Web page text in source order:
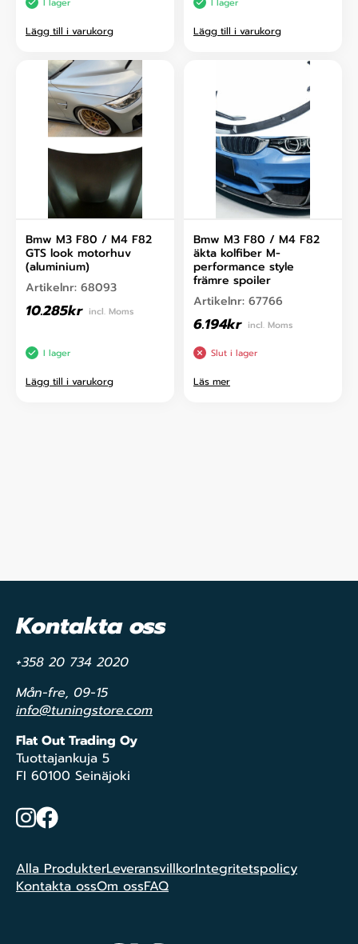
Lägg till i varukorg Lägg till i varukorg
Bmw M3 F80 / M4 F82
GTS look motorhuv
(aluminium)
Artikelnr: 68093
10.285kr incl. Moms
I lager
Lägg till i varukorg
Bmw M3 F80 / M4 F82
äkta kolfiber M-
performance style
främre spoiler
Artikelnr: 67766
6.194kr incl. Moms
Slut i lager
Läs mer
Kontakta oss
+358 20 734 2020
Mån-fre, 09-15
info@tuningstore.com
Flat Out Trading Oy
Tuottajankuja 5
FI 60100 Seinäjoki
Instagram
Facebook
Alla ProdukterLeveransvillkorIntegritetspolicy
Kontakta ossOm ossFAQ